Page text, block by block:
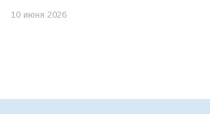
10 июня 2026